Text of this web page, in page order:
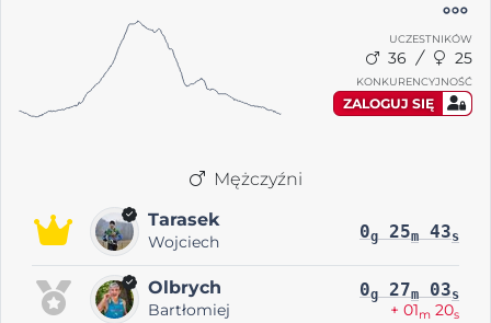
UCZESTNIKÓW
36 25
KONKURENCYJNOŚĆ
ZALOGUJ SIĘ
Mężczyźni
Tarasek
Wojciech 0g 25m 43s
Olbrych
Bartłomiej
0g 27m 03s
+ 01m 20s